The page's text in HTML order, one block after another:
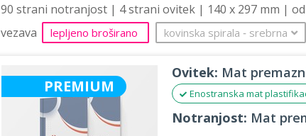
90 strani notranjost | 4 strani ovitek | 140 x 297 mm |
vezava
lepljeno broširano kovinska spirala ‐ srebrna
PREMIUM
Ovitek: Mat
Enostranska mat
Notranjost: Mat